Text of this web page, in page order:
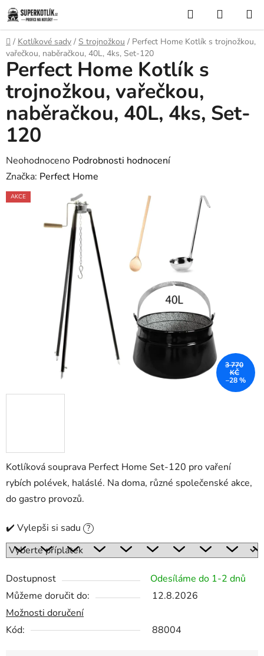
Přejít
na
obsah
Hledat
KOŠÍK
Domů
/ Kotlíkové sady / S trojnožkou / Perfect Home Kotlík s trojnožkou,
vařečkou, naběračkou, 40L, 4ks, Set-120
Kotlíková souprava Perfect Home Set-120 pro vaření
rybích polévek, haláslé. Na doma, různé společenské akce,
do gastro provozů.
✔️ Vylepši si sadu ?
Dostupnost
Odesíláme do 1-2 dnů
Můžeme doručit do:
12.8.2026
Možnosti doručení
Kód:
88004
Perfect Home Kotlík s
trojnožkou, vařečkou,
naběračkou, 40L, 4ks, Set-
120
Průměrné
hodnocení
produktu
Neohodnoceno Podrobnosti hodnocení
Značka: Perfect Home
AKCE
3 770
KČ
–28 %